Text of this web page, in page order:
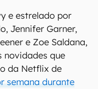
e estrelado por
Jennifer Garner,
e Zoe Saldana,
novidades que
da Netflix de
semana durante